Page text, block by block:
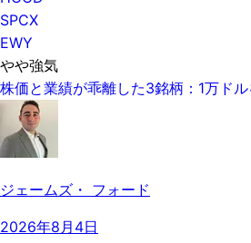
SPCX
EWY
やや強気
株価と業績が乖離した3銘柄：1万ド
ジェームズ・ フォード
2026年8月4日